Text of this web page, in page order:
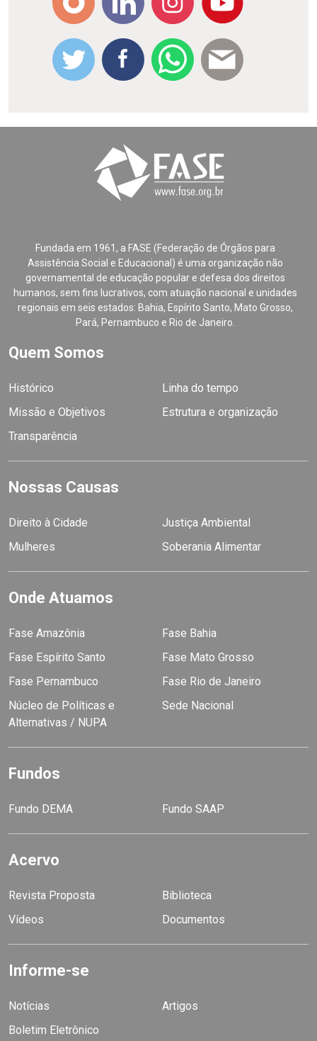
Fundada em 1961, a FASE (Federação de Órgãos para
Assistência Social e Educacional) é uma organização não
governamental de educação popular e defesa dos direitos
humanos, sem fins lucrativos, com atuação nacional e unidades
regionais em seis estados: Bahia, Espírito Santo, Mato Grosso,
Pará, Pernambuco e Rio de Janeiro.
Quem Somos
Histórico
Linha do tempo
Missão e Objetivos
Estrutura e organização
Transparência
Nossas Causas
Direito à Cidade
Justiça Ambiental
Mulheres
Soberania Alimentar
Onde Atuamos
Fase Amazônia
Fase Bahia
Fase Espírito Santo
Fase Mato Grosso
Fase Pernambuco
Fase Rio de Janeiro
Núcleo de Políticas e
Alternativas / NUPA
Sede Nacional
Fundos
Fundo DEMA Fundo SAAP
Acervo
Revista Proposta
Biblioteca
Vídeos
Documentos
Informe-se
Notícias
Artigos
Boletim Eletrônico